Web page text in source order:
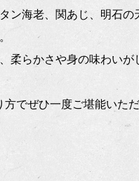
ン海老、関あじ、明石の
柔らかさや身の味わいが
でぜひ一度ご堪能いた